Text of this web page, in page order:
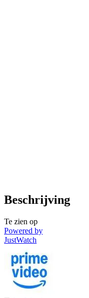
Beschrijving
Te zien op
Powered by
JustWatch